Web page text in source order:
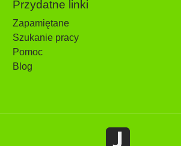
Przydatne linki
Zapamiętane
Szukanie pracy
Pomoc
Blog